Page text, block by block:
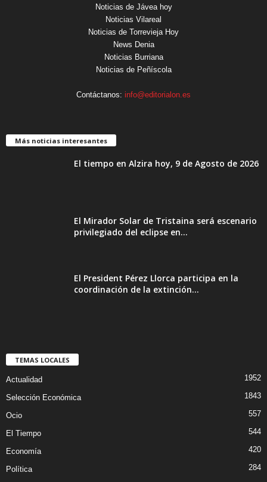
Noticias de Jávea hoy
Noticias Vilareal
Noticias de Torrevieja Hoy
News Denia
Noticias Burriana
Noticias de Peñíscola
Contáctanos: info@editorialon.es
Más noticias interesantes
El tiempo en Alzira hoy, 9 de Agosto de 2026
El Mirador Solar de Tristaina será escenario
privilegiado del eclipse en...
El President Pérez Llorca participa en la
coordinación de la extinción...
TEMAS LOCALES
Actualidad 1952
Selección Económica 1843
Ocio 557
El Tiempo 544
Economía 420
Política
284